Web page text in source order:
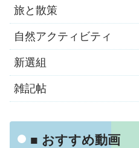
旅と散策
自然アクティビティ
新選組
雑記帖
■ おすすめ動画